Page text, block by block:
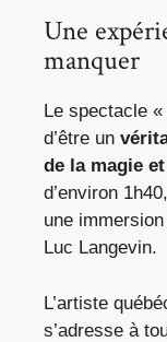
Une
manquer
Le spectacle
d’être un
de la magie
d’environ
une
Luc Langevin.
L’artiste
s’adresse à